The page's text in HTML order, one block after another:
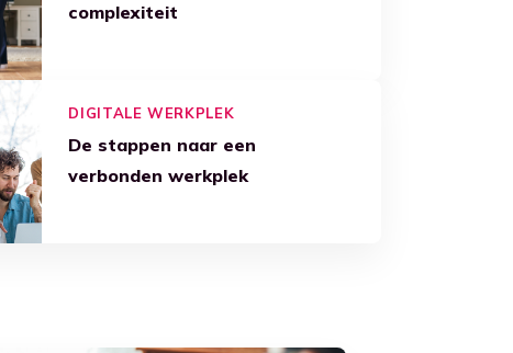
complexiteit
DIGITALE WERKPLEK
De stappen naar een
verbonden werkplek